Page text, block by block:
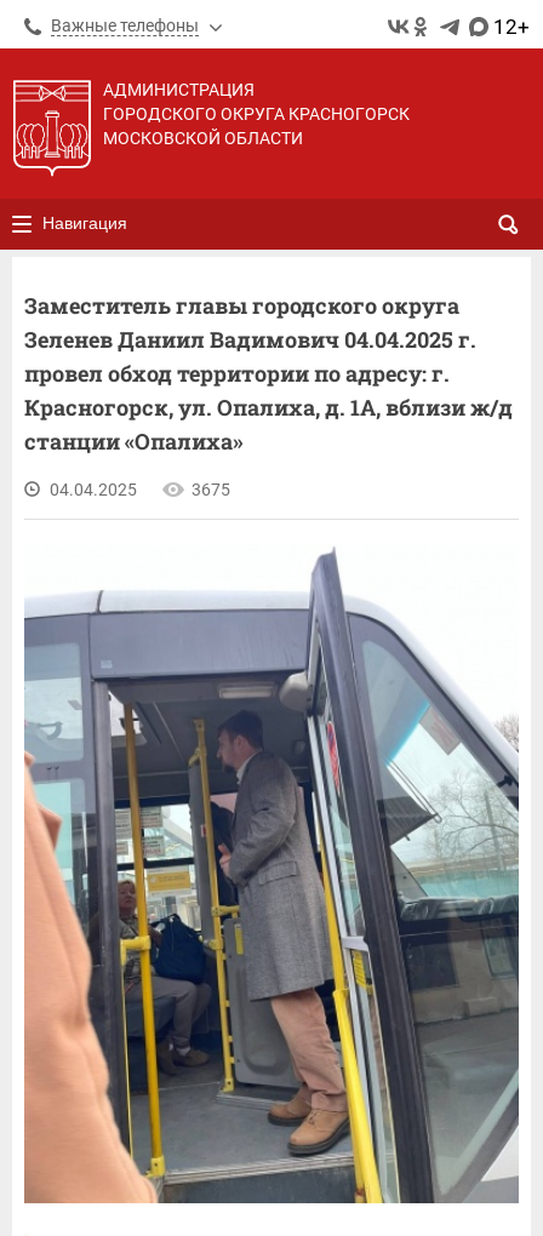
Важные телефоны 12+
АДМИНИСТРАЦИЯ
ГОРОДСКОГО ОКРУГА КРАСНОГОРСК
МОСКОВСКОЙ ОБЛАСТИ
Навигация
Заместитель главы городского округа
Зеленев Даниил Вадимович 04.04.2025 г.
провел обход территории по адресу: г.
Красногорск, ул. Опалиха, д. 1А, вблизи ж/д
станции «Опалиха»
04.04.2025 3675